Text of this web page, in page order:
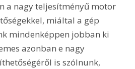
a nagy teljesítményű motor
miáltal a gép
mindenképpen jobban ki
azonban e nagy
is szólnunk,